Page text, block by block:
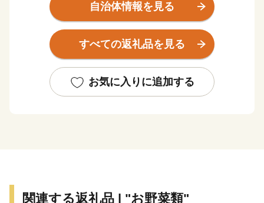
河内長野市は大阪府の南東、面積の7割は森林という
「自然豊かなまち」です。 市の玄関口「河内長野駅」
へは南海高野線なんば駅から電車で約30分。市街地から
キャンプに最適。標高897メートルの岩湧山山頂は、秋
になるとススキの宝庫に。 市内には多くの文化財が現
自治体情報を見る
すべての返礼品を見る
お気に入りに追加する
関連する返礼品 | "お野菜類"